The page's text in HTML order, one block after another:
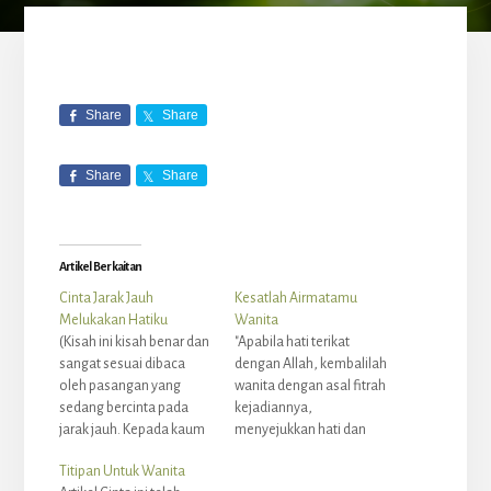
Share Share
Share Share
Artikel Berkaitan
Cinta Jarak Jauh
Melukakan Hatiku
(Kisah ini kisah benar dan
sangat sesuai dibaca
oleh pasangan yang
sedang bercinta pada
jarak jauh. Kepada kaum
dalam percintaan dan
Kesatlah Airmatamu
Wanita
"Apabila hati terikat
dengan Allah, kembalilah
wanita dengan asal fitrah
kejadiannya,
menyejukkan hati dan
Titipan Untuk Wanita